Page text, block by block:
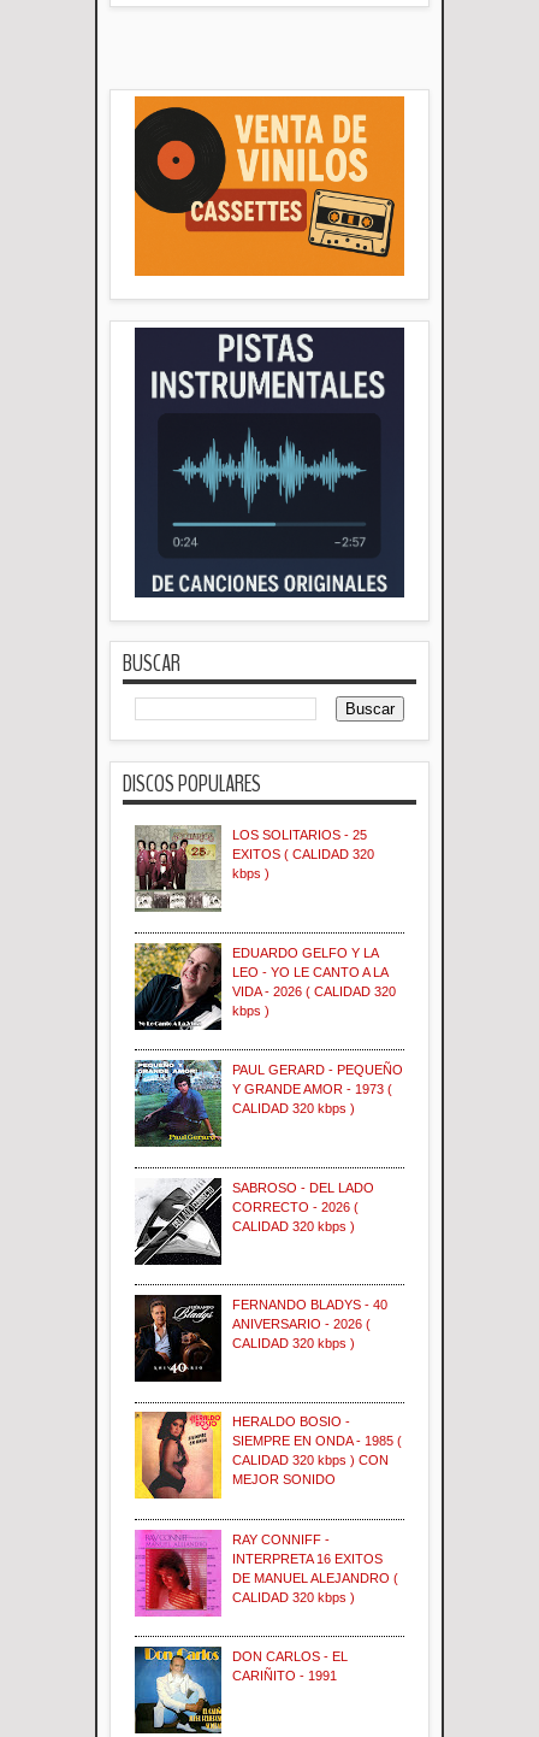
BUSCAR
DISCOS POPULARES
LOS SOLITARIOS - 25
EXITOS ( CALIDAD 320
kbps )
EDUARDO GELFO Y LA
LEO - YO LE CANTO A LA
VIDA - 2026 ( CALIDAD 320
kbps )
PAUL GERARD - PEQUEÑO
Y GRANDE AMOR - 1973 (
CALIDAD 320 kbps )
SABROSO - DEL LADO
CORRECTO - 2026 (
CALIDAD 320 kbps )
FERNANDO BLADYS - 40
ANIVERSARIO - 2026 (
CALIDAD 320 kbps )
HERALDO BOSIO -
SIEMPRE EN ONDA - 1985 (
CALIDAD 320 kbps ) CON
MEJOR SONIDO
RAY CONNIFF -
INTERPRETA 16 EXITOS
DE MANUEL ALEJANDRO (
CALIDAD 320 kbps )
DON CARLOS - EL
CARIÑITO - 1991